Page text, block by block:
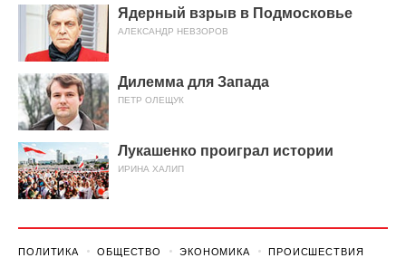
Ядерный взрыв в Подмосковье
АЛЕКСАНДР НЕВЗОРОВ
Дилемма для Запада
ПЕТР ОЛЕЩУК
Лукашенко проиграл истории
ИРИНА ХАЛИП
ПОЛИТИКА ОБЩЕСТВО ЭКОНОМИКА ПРОИСШЕСТВИЯ